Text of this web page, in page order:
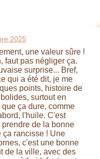
2025
une valeur sûre !
faut pas négliger ça.
surprise... Bref,
qui a été dit, je me
points, histoire de
surtout en
ça dure, comme
l'huile. C'est
de la bonne
ça rancisse ! Une
c'est une bonne
de la ville, avec des